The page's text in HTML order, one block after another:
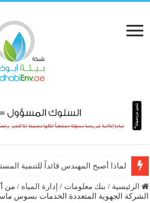
لماذا أصبح المهندس قائداً للتنمية
الرئيسية / بنك معلومات / إدارة المياه / من
الشركة الجهوية المتعددة الخدمات بسوس